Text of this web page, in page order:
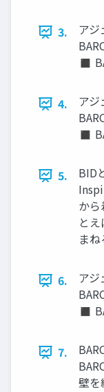
3.
ア
◼
4.
ア
◼
5.
BID
か
と
ま
6.
ア
◼
7.
壁を